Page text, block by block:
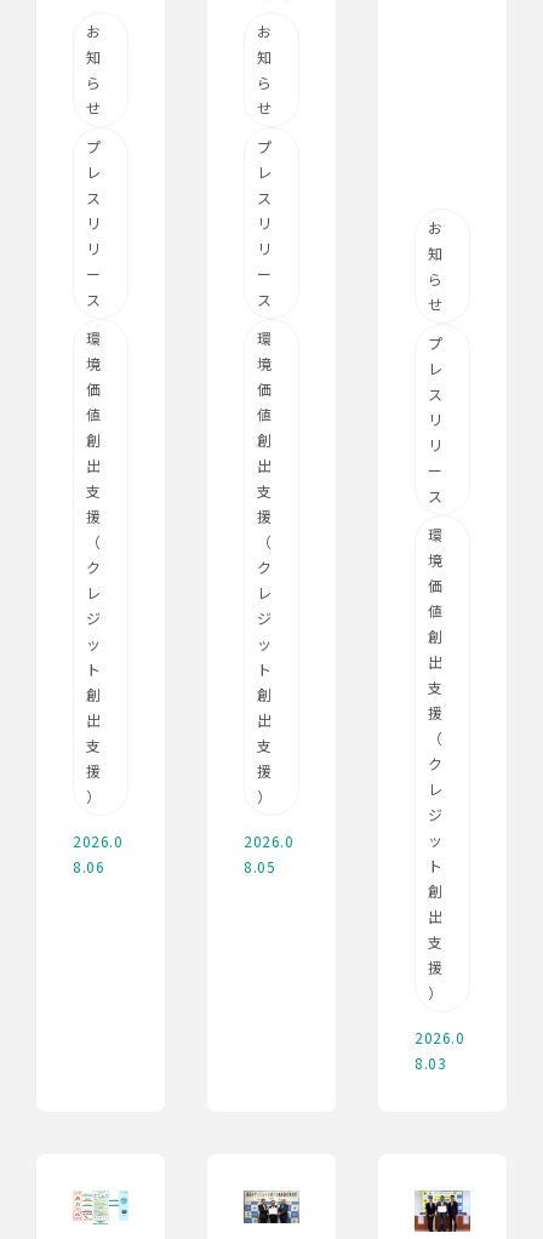
お
知
ら
せ
プ
レ
ス
リ
リ
ー
ス
環
境
価
値
創
出
支
援
（
ク
レ
ジ
ッ
ト
創
出
支
援
）
2026.0
8.06
お
知
ら
せ
プ
レ
ス
リ
リ
ー
ス
環
境
価
値
創
出
支
援
（
ク
レ
ジ
ッ
ト
創
出
支
援
）
2026.0
8.05
お
知
ら
せ
プ
レ
ス
リ
リ
ー
ス
環
境
価
値
創
出
支
援
（
ク
レ
ジ
ッ
ト
創
出
支
援
）
2026.0
8.03